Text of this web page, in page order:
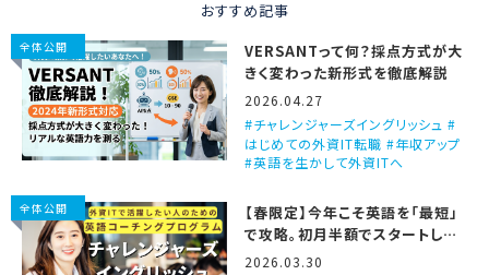
おすすめ記事
全体公開
VERSANTって何？採点方式が大
きく変わった新形式を徹底解説
2026.04.27
チャレンジャーズイングリッシュ #
はじめての外資IT転職 #年収アップ
#英語を生かして外資ITへ
全体公開
【春限定】今年こそ英語を「最短」
で攻略。初月半額でスタートしま
せんか？
2026.03.30